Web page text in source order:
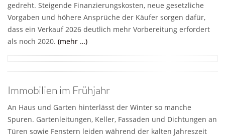
gedreht. Steigende Finanzierungskosten, neue gesetzliche
Vorgaben und höhere Ansprüche der Käufer sorgen dafür,
dass ein Verkauf 2026 deutlich mehr Vorbereitung erfordert
als noch 2020. (mehr …)
Immobilien im Frühjahr
An Haus und Garten hinterlässt der Winter so manche
Spuren. Gartenleitungen, Keller, Fassaden und Dichtungen an
Türen sowie Fenstern leiden während der kalten Jahreszeit